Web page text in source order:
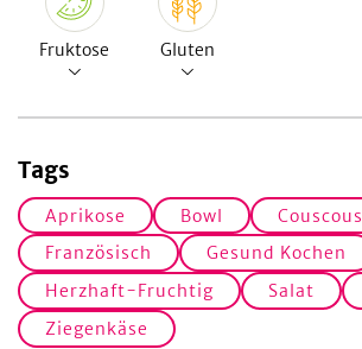
Fruktose Gluten
Tags
Aprikose Bowl
Couscous
Französisch
Gesund Kochen
Herzhaft-Fruchtig
Salat
Ziegenkäse